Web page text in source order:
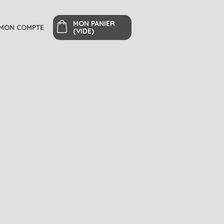
COMPTE
MON PANIER
(VIDE)